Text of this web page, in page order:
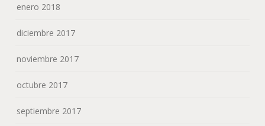
enero 2018
diciembre 2017
noviembre 2017
octubre 2017
septiembre 2017